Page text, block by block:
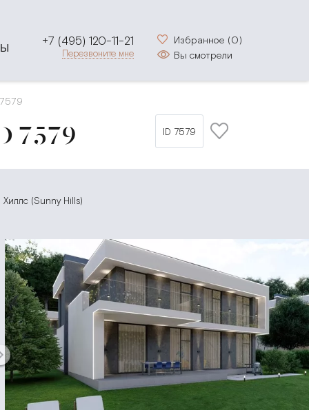
+7 (495) 120-11-21
Перезвоните мне
Избранное (0)
Вы смотрели
7579
7579 ID 7579
(Sunny Hills)